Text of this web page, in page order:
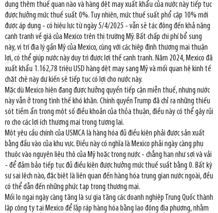
dụng thêm thuế quan nào và hàng dệt may xuất khẩu của nước này tiếp tục
được hưởng mức thuế suất 0%. Tuy nhiên, mức thuế suất phổ cập 10% mới
được áp dụng - có hiệu lực từ ngày 5/4/2025 - vẫn sẽ tác động đến khả năng
cạnh tranh về giá của Mexico trên thị trường Mỹ. Bất chấp chi phí bổ sung
này, vị trí địa lý gần Mỹ của Mexico, cùng với các hiệp định thương mại thuận
lợi, có thể giúp nước này duy trì được lợi thế cạnh tranh. Năm 2024, Mexico đã
xuất khẩu 1.162,78 triệu USD hàng dệt may sang Mỹ và mối quan hệ kinh tế
chặt chẽ này dự kiến sẽ tiếp tục có lợi cho nước này.
Mặc dù Mexico hiện đang được hưởng quyền tiếp cận miễn thuế, nhưng nước
này vẫn ở trong tình thế khó khăn. Chính quyền Trump đã chỉ ra những thiếu
sót tiềm ẩn trong một số điều khoản của thỏa thuận, điều này có thể gây rủi
ro cho các lợi ích thương mại trong tương lai.
Một yêu cầu chính của USMCA là hàng hóa đủ điều kiện phải được sản xuất
bằng đầu vào của khu vực. Điều này có nghĩa là Mexico phải ngày càng phụ
thuộc vào nguyên liệu thô của Mỹ hoặc trong nước - chẳng hạn như sợi và vải
- để đảm bảo tiếp tục đủ điều kiện được hưởng mức thuế suất bằng 0. Bất kỳ
sự sai lệch nào, đặc biệt là liên quan đến hàng hóa trung gian nước ngoài, đều
có thể dẫn đến những phức tạp trong thương mại.
Mối lo ngại ngày càng tăng là sự gia tăng các doanh nghiệp Trung Quốc thành
lập công ty tại Mexico để lắp ráp hàng hóa bằng lao động địa phương, nhằm